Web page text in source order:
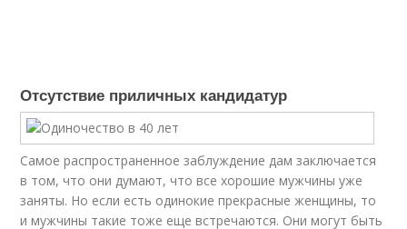
Отсутствие приличных кандидатур
Самое распространенное заблуждение дам заключается
в том, что они думают, что все хорошие мужчины уже
заняты. Но если есть одинокие прекрасные женщины, то
и мужчины такие тоже еще встречаются. Они могут быть